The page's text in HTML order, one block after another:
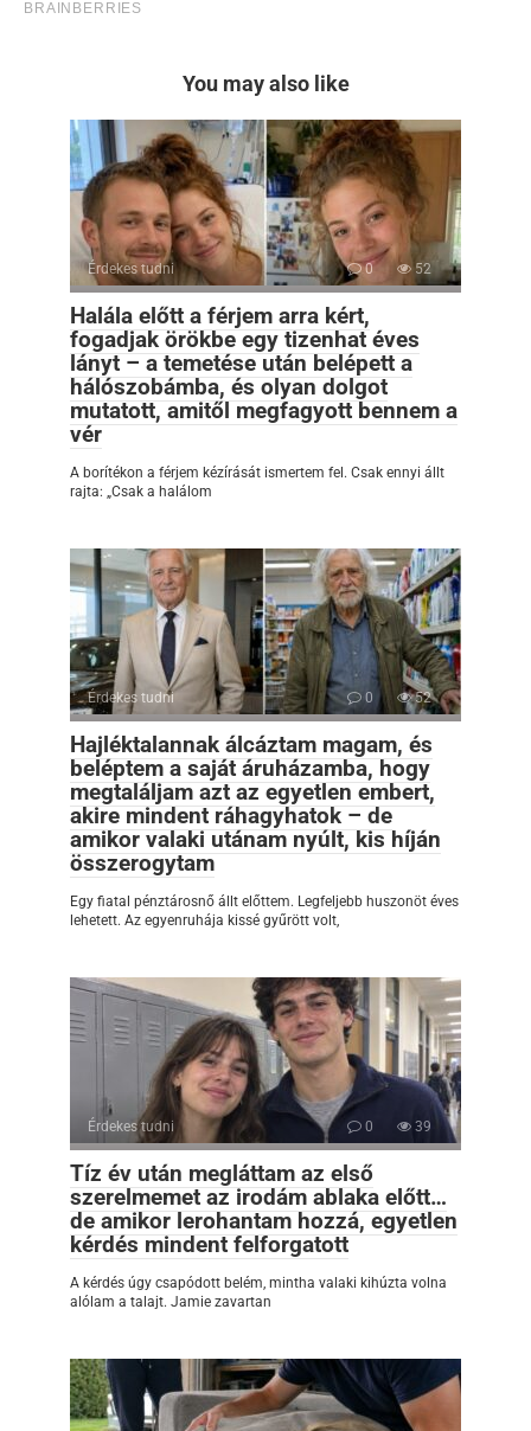
You may also like
Érdekes tudni 0 52
Halála előtt a férjem arra kért,
fogadjak örökbe egy tizenhat éves
lányt – a temetése után belépett a
hálószobámba, és olyan dolgot
mutatott, amitől megfagyott bennem a
vér
A borítékon a férjem kézírását ismertem fel. Csak ennyi állt
rajta: „Csak a halálom
Érdekes tudni 0 52
Hajléktalannak álcáztam magam, és
beléptem a saját áruházamba, hogy
megtaláljam azt az egyetlen embert,
akire mindent ráhagyhatok – de
amikor valaki utánam nyúlt, kis híján
összerogytam
Egy fiatal pénztárosnő állt előttem. Legfeljebb huszonöt éves
lehetett. Az egyenruhája kissé gyűrött volt,
Érdekes tudni 0 39
Tíz év után megláttam az első
szerelmemet az irodám ablaka előtt…
de amikor lerohantam hozzá, egyetlen
kérdés mindent felforgatott
A kérdés úgy csapódott belém, mintha valaki kihúzta volna
alólam a talajt. Jamie zavartan